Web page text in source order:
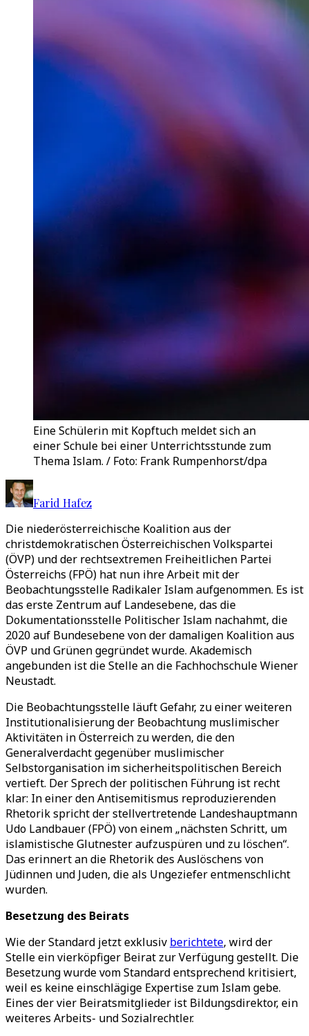
Eine Schülerin mit Kopftuch meldet sich an
einer Schule bei einer Unterrichtsstunde zum
Thema Islam. / Foto: Frank Rumpenhorst/dpa
Farid Hafez
Die niederösterreichische Koalition aus der
christdemokratischen Österreichischen Volkspartei
(ÖVP) und der rechtsextremen Freiheitlichen Partei
Österreichs (FPÖ) hat nun ihre Arbeit mit der
Beobachtungsstelle Radikaler Islam aufgenommen. Es ist
das erste Zentrum auf Landesebene, das die
Dokumentationsstelle Politischer Islam nachahmt, die
2020 auf Bundesebene von der damaligen Koalition aus
ÖVP und Grünen gegründet wurde. Akademisch
angebunden ist die Stelle an die Fachhochschule Wiener
Neustadt.
Die Beobachtungsstelle läuft Gefahr, zu einer weiteren
Institutionalisierung der Beobachtung muslimischer
Aktivitäten in Österreich zu werden, die den
Generalverdacht gegenüber muslimischer
Selbstorganisation im sicherheitspolitischen Bereich
vertieft. Der Sprech der politischen Führung ist recht
klar: In einer den Antisemitismus reproduzierenden
Rhetorik spricht der stellvertretende Landeshauptmann
Udo Landbauer (FPÖ) von einem „nächsten Schritt, um
islamistische Glutnester aufzuspüren und zu löschen“.
Das erinnert an die Rhetorik des Auslöschens von
Jüdinnen und Juden, die als Ungeziefer entmenschlicht
wurden.
Besetzung des Beirats
Wie der Standard jetzt exklusiv berichtete, wird der
Stelle ein vierköpfiger Beirat zur Verfügung gestellt. Die
Besetzung wurde vom Standard entsprechend kritisiert,
weil es keine einschlägige Expertise zum Islam gebe.
Eines der vier Beiratsmitglieder ist Bildungsdirektor, ein
weiteres Arbeits- und Sozialrechtler.